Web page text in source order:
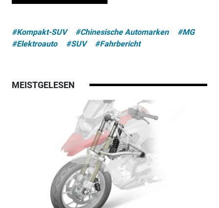
#Kompakt-SUV #Chinesische Automarken
#MG
#Elektroauto
#SUV #Fahrbericht
MEISTGELESEN